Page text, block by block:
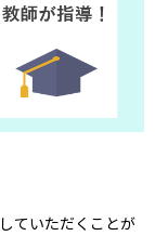
していただくことが